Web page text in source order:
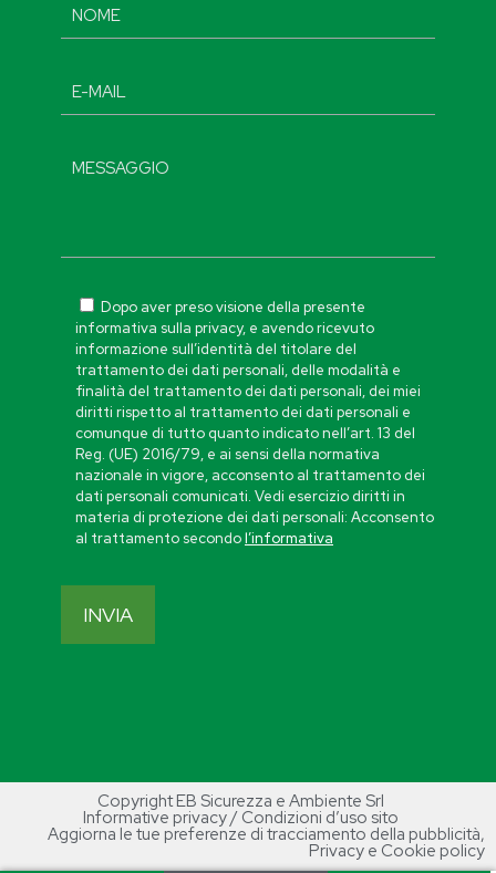
Dopo aver preso visione della presente
informativa sulla privacy, e avendo ricevuto
informazione sull’identità del titolare del
trattamento dei dati personali, delle modalità e
finalità del trattamento dei dati personali, dei miei
diritti rispetto al trattamento dei dati personali e
comunque di tutto quanto indicato nell’art. 13 del
Reg. (UE) 2016/79, e ai sensi della normativa
nazionale in vigore, acconsento al trattamento dei
dati personali comunicati. Vedi esercizio diritti in
materia di protezione dei dati personali: Acconsento
al trattamento secondol’informativa
Copyright EB Sicurezza e Ambiente Srl
Informative privacy / Condizioni d’uso sito
Aggiorna le tue preferenze di tracciamento della pubblicità,
Privacy e Cookie policy